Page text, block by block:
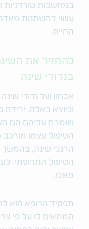
במחשבות טורדניות
עשוי להשתנות
החיים.
להחזיר את
בנדודי שינה
אבחון של נדודי
וכיוצא באלה.
שומרת עליהם הם
הטיפול עצמו
הרגלי שינה, בהמשך
הטיפול התרופתי.
מאלו.
תפקיד הרופא הוא
המתאים לו על פי